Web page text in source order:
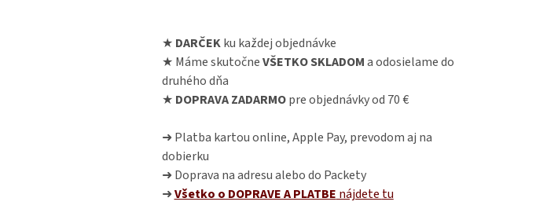
★ DARČEKku každej objednávke
★ Máme skutočneVŠETKO SKLADOMa odosielame do
druhého dňa
★ DOPRAVA ZADARMOpre objednávky od 70 €
➜ Platba kartou online, Apple Pay, prevodom aj na
dobierku
➜ Doprava na adresu alebo do Packety
➜Všetko o DOPRAVE A PLATBE nájdete tu